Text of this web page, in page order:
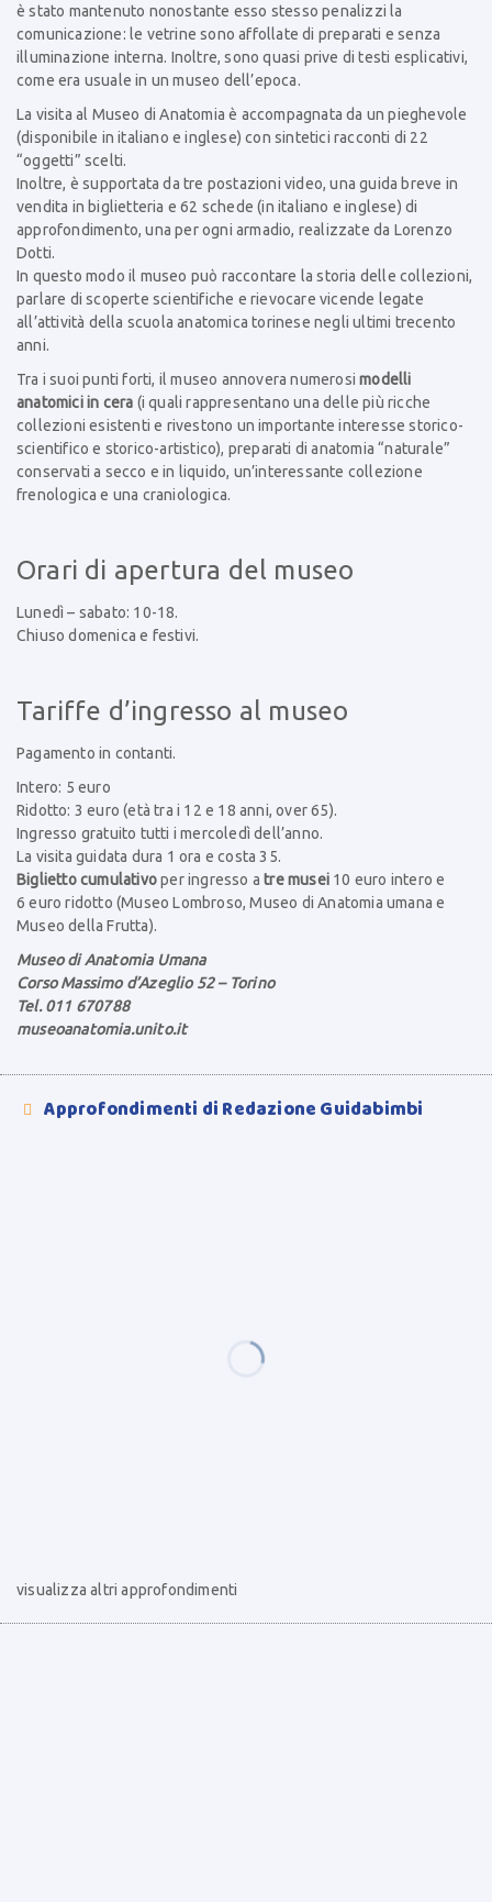
è stato mantenuto nonostante esso stesso penalizzi la
comunicazione: le vetrine sono affollate di preparati e senza
illuminazione interna. Inoltre, sono quasi prive di testi esplicativi,
come era usuale in un museo dell’epoca.
La visita al Museo di Anatomia è accompagnata da un pieghevole
(disponibile in italiano e inglese) con sintetici racconti di 22
“oggetti” scelti.
Inoltre, è supportata da tre postazioni video, una guida breve in
vendita in biglietteria e 62 schede (in italiano e inglese) di
approfondimento, una per ogni armadio, realizzate da Lorenzo
Dotti.
In questo modo il museo può raccontare la storia delle collezioni,
parlare di scoperte scientifiche e rievocare vicende legate
all’attività della scuola anatomica torinese negli ultimi trecento
anni.
Tra i suoi punti forti, il museo annovera numerosimodelli
anatomici in cera (i quali rappresentano una delle più ricche
collezioni esistenti e rivestono un importante interesse storico-
scientifico e storico-artistico), preparati di anatomia “naturale”
conservati a secco e in liquido, un’interessante collezione
frenologica e una craniologica.
Orari di apertura del museo
Lunedì – sabato: 10-18.
Chiuso domenica e festivi.
Tariffe d’ingresso al museo
Pagamento in contanti.
Intero: 5 euro
Ridotto: 3 euro (età tra i 12 e 18 anni, over 65).
Ingresso gratuito tutti i mercoledì dell’anno.
La visita guidata dura 1 ora e costa 35.
Biglietto cumulativoper ingresso atre musei 10 euro intero e
6 euro ridotto (Museo Lombroso, Museo di Anatomia umana e
Museo della Frutta).
Museo di Anatomia Umana
Corso Massimo d’Azeglio 52 – Torino
Tel. 011 670788
museoanatomia.unito.it
 Approfondimenti di Redazione Guidabimbi
visualizza altri approfondimenti